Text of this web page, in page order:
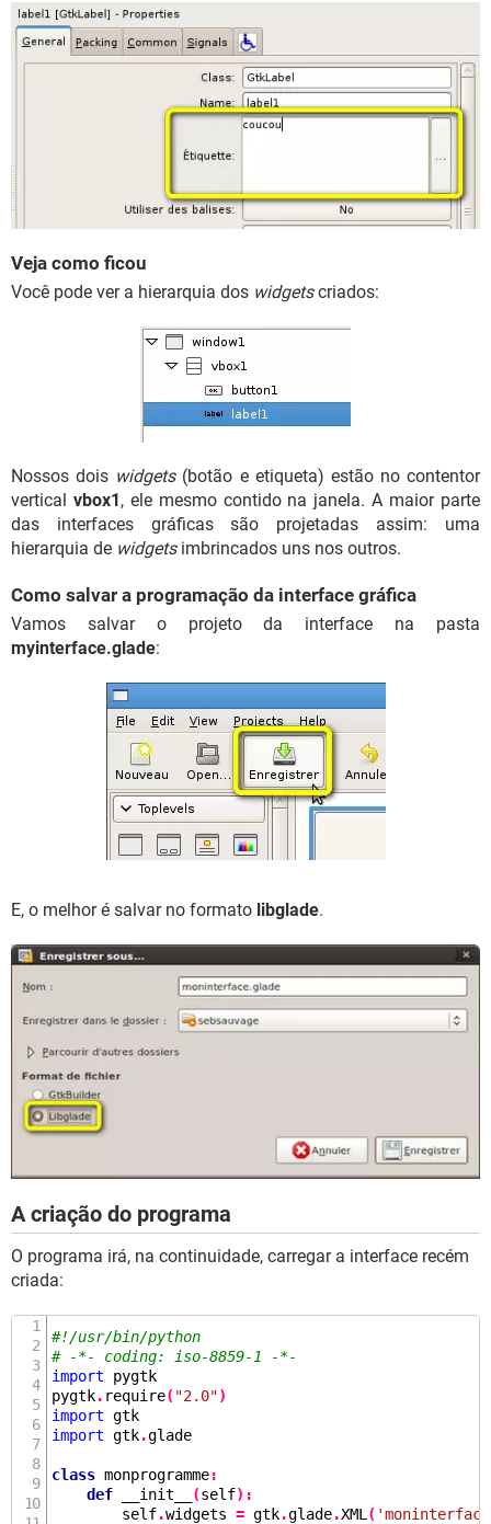
Veja como ficou
Você pode ver a hierarquia dos widgetscriados:
Nossos dois widgets(botão e etiqueta) estão no contentor
vertical vbox1, ele mesmo contido na janela. A maior parte
das interfaces gráficas são projetadas assim: uma
hierarquia de widgetsimbrincados uns nos outros.
Como salvar a programação da interface gráfica
Vamos salvar o projeto da interface na pasta
myinterface.glade:
E, o melhor é salvar no formato libglade.
A criação do programa
O programa irá, na continuidade, carregar a interface recém
criada:
#!/usr/bin/python
# -*- coding: iso-8859-1 -*-
import pygtk
pygtk. require("2.0")
import
import gtk.glade
class monprogramme:
def
__init__ (self):
        self
.widgets = gtk.glade.XML(